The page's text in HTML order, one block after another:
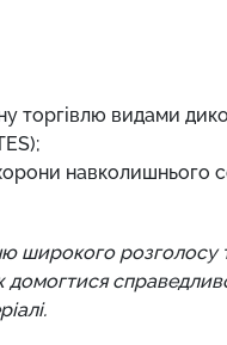
торгівлю видами
навколишнього
широкого розголосу